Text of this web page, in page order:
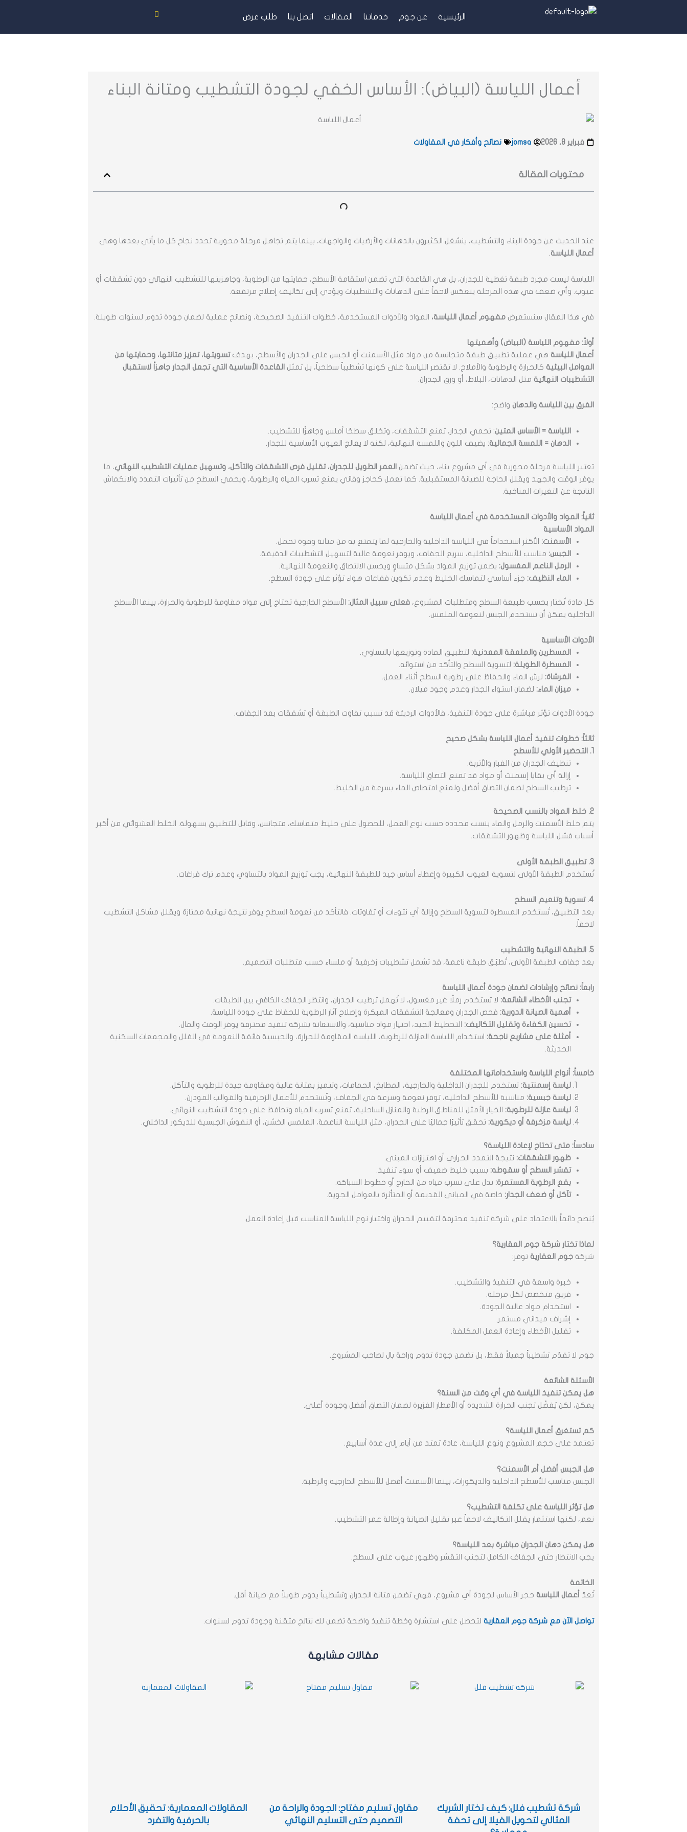
الرئيسية عن جوم خدماتنا المقالات اتصل بنا طلب عرض
أعمال اللياسة (البياض): الأساس الخفي لجودة التشطيب ومتانة البناء
فبراير 8, 2026 jomsa نصائح وأفكار في المقاولات
محتويات المقالة
عند الحديث عن جودة البناء والتشطيب، ينشغل الكثيرون بالدهانات والأرضيات والواجهات، بينما يتم تجاهل مرحلة محورية تحدد نجاح كل ما يأتي بعدها وهي
أعمال اللياسة.
اللياسة ليست مجرد طبقة تغطية للجدران، بل هي القاعدة التي تضمن استقامة الأسطح، حمايتها من الرطوبة، وجاهزيتها للتشطيب النهائي دون تشققات أو
عيوب. وأي ضعف في هذه المرحلة ينعكس لاحقاً على الدهانات والتشطيبات ويؤدي إلى تكاليف إصلاح مرتفعة.
في هذا المقال سنستعرضمفهوم أعمال اللياسة، المواد والأدوات المستخدمة، خطوات التنفيذ الصحيحة، ونصائح عملية لضمان جودة تدوم لسنوات طويلة.
أولاً: مفهوم اللياسة (البياض) وأهميتها
أعمال اللياسة هي عملية تطبيق طبقة متجانسة من مواد مثل الأسمنت أو الجبس على الجدران والأسطح، بهدفتسويتها، تعزيز متانتها، وحمايتها من
العوامل البيئية كالحرارة والرطوبة والأملاح. لا تقتصر اللياسة على كونها تشطيباً سطحياً، بل تمثل
القاعدة الأساسية التي تجعل الجدار جاهزاً لاستقبال
التشطيبات النهائية مثل الدهانات، البلاط، أو ورق الجدران.
الفرق بين اللياسة والدهان واضح:
اللياسة = الأساس المتين: تحمي الجدار، تمنع التشققات، وتخلق سطحًا أملس وجاهزًا للتشطيب.
الدهان = اللمسة الجمالية: يضيف اللون واللمسة النهائية، لكنه لا يعالج العيوب الأساسية للجدار.
تعتبر اللياسة مرحلة محورية في أي مشروع بناء، حيث تضمن العمر الطويل للجدران، تقليل فرص التشققات والتآكل، وتسهيل عمليات التشطيب النهائي، ما
يوفر الوقت والجهد ويقلل الحاجة للصيانة المستقبلية. كما تعمل كحاجز وقائي يمنع تسرب المياه والرطوبة، ويحمي السطح من تأثيرات التمدد والانكماش
الناتجة عن التغيرات المناخية.
ثانياً: المواد والأدوات المستخدمة في أعمال اللياسة
المواد الأساسية
الأسمنت: الأكثر استخداماً في اللياسة الداخلية والخارجية لما يتمتع به من متانة وقوة تحمل.
الجبس: مناسب للأسطح الداخلية، سريع الجفاف، ويوفر نعومة عالية لتسهيل التشطيبات الدقيقة.
الرمل الناعم المغسول: يضمن توزيع المواد بشكل متساوٍ ويحسن الالتصاق والنعومة النهائية.
الماء النظيف: جزء أساسي لتماسك الخليط وعدم تكوين فقاعات هواء تؤثر على جودة السطح.
كل مادة تُختار بحسب طبيعة السطح ومتطلبات المشروع،فعلى سبيل المثال: الأسطح الخارجية تحتاج إلى مواد مقاومة للرطوبة والحرارة، بينما الأسطح
الداخلية يمكن أن تستخدم الجبس لنعومة الملمس.
الأدوات الأساسية
المسطرين والملعقة المعدنية: لتطبيق المادة وتوزيعها بالتساوي.
المسطرة الطويلة: لتسوية السطح والتأكد من استوائه.
الفرشاة: لرش الماء والحفاظ على رطوبة السطح أثناء العمل.
ميزان الماء: لضمان استواء الجدار وعدم وجود ميلان.
جودة الأدوات تؤثر مباشرة على جودة التنفيذ، فالأدوات الرديئة قد تسبب تفاوت الطبقة أو تشققات بعد الجفاف.
ثالثاً: خطوات تنفيذ أعمال اللياسة بشكل صحيح
1. التحضير الأولي للأسطح
تنظيف الجدران من الغبار والأتربة.
إزالة أي بقايا إسمنت أو مواد قد تمنع التصاق اللياسة.
ترطيب السطح لضمان التصاق أفضل ولمنع امتصاص الماء بسرعة من الخليط.
2. خلط المواد بالنسب الصحيحة
يتم خلط الأسمنت والرمل والماء بنسب محددة حسب نوع العمل، للحصول على خليط متماسك، متجانس، وقابل للتطبيق بسهولة. الخلط العشوائي من أكبر
أسباب فشل اللياسة وظهور التشققات.
3. تطبيق الطبقة الأولى
تُستخدم الطبقة الأولى لتسوية العيوب الكبيرة وإعطاء أساس جيد للطبقة النهائية، يجب توزيع المواد بالتساوي وعدم ترك فراغات.
4. تسوية وتنعيم السطح
بعد التطبيق، تُستخدم المسطرة لتسوية السطح وإزالة أي نتوءات أو تفاوتات. فالتأكد من نعومة السطح يوفر نتيجة نهائية ممتازة ويقلل مشاكل التشطيب
لاحقاً.
5. الطبقة النهائية والتشطيب
بعد جفاف الطبقة الأولى، تُطبّق طبقة ناعمة، قد تشمل تشطيبات زخرفية أو ملساء حسب متطلبات التصميم.
رابعاً: نصائح وإرشادات لضمان جودة أعمال اللياسة
تجنب الأخطاء الشائعة: لا تستخدم رملًا غير مغسول، لا تُهمل ترطيب الجدران، وانتظر الجفاف الكافي بين الطبقات.
أهمية الصيانة الدورية: فحص الجدران ومعالجة التشققات المبكرة وإصلاح آثار الرطوبة للحفاظ على جودة اللياسة.
تحسين الكفاءة وتقليل التكاليف: التخطيط الجيد، اختيار مواد مناسبة، والاستعانة بشركة تنفيذ محترفة يوفر الوقت والمال.
أمثلة على مشاريع ناجحة: استخدام اللياسة العازلة للرطوبة، اللياسة المقاومة للحرارة، والجبسية فائقة النعومة في الفلل والمجمعات السكنية
الحديثة.
خامساً: أنواع اللياسة واستخداماتها المختلفة
لياسة إسمنتية: تستخدم للجدران الداخلية والخارجية، المطابخ، الحمامات، وتتميز بمتانة عالية ومقاومة جيدة للرطوبة والتآكل.
لياسة جبسية: مناسبة للأسطح الداخلية، توفر نعومة وسرعة في الجفاف، وتُستخدم للأعمال الزخرفية والقوالب المودرن.
لياسة عازلة للرطوبة: الخيار الأمثل للمناطق الرطبة والمنازل الساحلية، تمنع تسرب المياه وتحافظ على جودة التشطيب النهائي.
لياسة مزخرفة أو ديكورية: تحقق تأثيرًا جماليًا على الجدران، مثل اللياسة الناعمة، الملمس الخشن، أو النقوش الجبسية للديكور الداخلي.
سادساً: متى تحتاج لإعادة اللياسة؟
ظهور التشققات: نتيجة التمدد الحراري أو اهتزازات المبنى.
تقشر السطح أو سقوطه: بسبب خليط ضعيف أو سوء تنفيذ.
بقع الرطوبة المستمرة: تدل على تسرب مياه من الخارج أو خطوط السباكة.
تآكل أو ضعف الجدار: خاصة في المباني القديمة أو المتأثرة بالعوامل الجوية.
يُنصح دائماً بالاعتماد على شركة تنفيذ محترفة لتقييم الجدران واختيار نوع اللياسة المناسب قبل إعادة العمل.
لماذا تختار شركة جوم العقارية؟
شركةجوم العقارية توفر:
خبرة واسعة في التنفيذ والتشطيب.
فريق متخصص لكل مرحلة.
استخدام مواد عالية الجودة.
إشراف ميداني مستمر.
تقليل الأخطاء وإعادة العمل المكلفة.
جوم لا تقدّم تشطيباً جميلاً فقط، بل تضمن جودة تدوم وراحة بال لصاحب المشروع.
الأسئلة الشائعة
هل يمكن تنفيذ اللياسة في أي وقت من السنة؟
يمكن، لكن يُفضّل تجنب الحرارة الشديدة أو الأمطار الغزيرة لضمان التصاق أفضل وجودة أعلى.
كم تستغرق أعمال اللياسة؟
تعتمد على حجم المشروع ونوع اللياسة، عادة تمتد من أيام إلى عدة أسابيع.
هل الجبس أفضل أم الأسمنت؟
الجبس مناسب للأسطح الداخلية والديكورات، بينما الأسمنت أفضل للأسطح الخارجية والرطبة.
هل تؤثر اللياسة على تكلفة التشطيب؟
نعم، لكنها استثمار يقلل التكاليف لاحقاً عبر تقليل الصيانة وإطالة عمر التشطيب.
هل يمكن دهان الجدران مباشرة بعد اللياسة؟
يجب الانتظار حتى الجفاف الكامل لتجنب التقشر وظهور عيوب على السطح.
الخاتمة
تُعدّ أعمال اللياسة حجر الأساس لجودة أي مشروع، فهي تضمن متانة الجدران وتشطيباً يدوم طويلاً مع صيانة أقل.
تواصل الآن مع شركة جوم العقارية لتحصل على استشارة وخطة تنفيذ واضحة تضمن لك نتائج متقنة وجودة تدوم لسنوات.
مقالات مشابهة
شركة تشطيب فلل: كيف تختار الشريك
المثالي لتحويل الفيلا إلى تحفة
مقاول تسليم مفتاح: الجودة والراحة من
التصميم حتى التسليم النهائي
المقاولات المعمارية: تحقيق الأحلام
بالحرفية والتفرد